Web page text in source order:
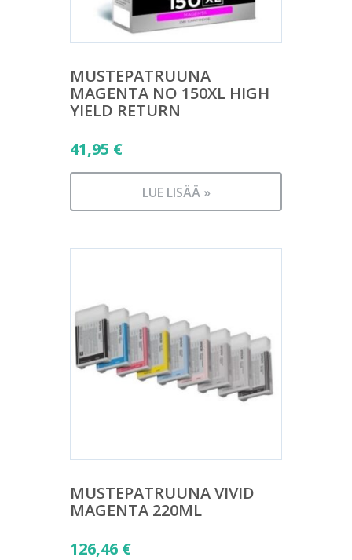
MUSTEPATRUUNA
MAGENTA NO 150XL HIGH
YIELD RETURN
41,95 €
LUE LISÄÄ »
MUSTEPATRUUNA VIVID
MAGENTA 220ML
126,46 €